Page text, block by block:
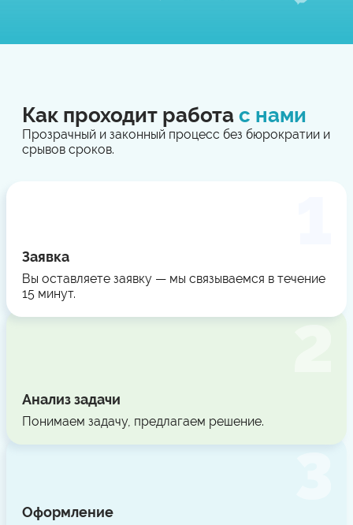
Как проходит работа с нами
Прозрачный и законный процесс без бюрократии и
срывов сроков.
Заявка
Вы оставляете заявку — мы связываемся в течение
15 минут.
Анализ задачи
Понимаем задачу, предлагаем решение.
Оформление